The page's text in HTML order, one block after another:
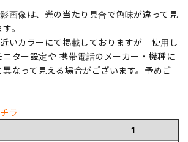
画像は、光の当たり具合で色味が違って見
。
いカラーにて掲載しておりますが 使用し
ター設定や 携帯電話のメーカー・機種に
なって見える場合がございます。予めご
ラ
1